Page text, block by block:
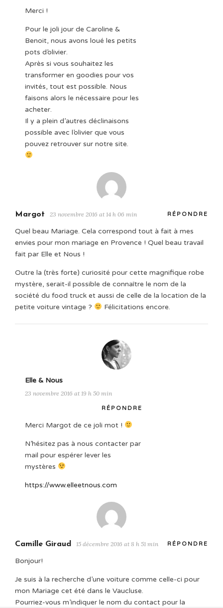
Merci !
Pour le joli jour de Caroline &
Benoit, nous avons loué les petits
pots d’olivier.
Après si vous souhaitez les
transformer en goodies pour vos
invités, tout est possible. Nous
faisons alors le nécessaire pour les
acheter.
Il y a plein d’autres déclinaisons
possible avec l’olivier que vous
pouvez retrouver sur notre site.
Margot 23 novembre 2016 at 14 h 06 min RÉPONDRE
Quel beau Mariage. Cela correspond tout à fait à mes
envies pour mon mariage en Provence ! Quel beau travail
fait par Elle et Nous !
Outre la (très forte) curiosité pour cette magnifique robe
mystère, serait-il possible de connaître le nom de la
société du food truck et aussi de celle de la location de la
petite voiture vintage ?
Félicitations encore.
Elle & Nous
23 novembre 2016 at 19 h 50 min
RÉPONDRE
Merci Margot de ce joli mot !
N’hésitez pas à nous contacter par
mail pour espérer lever les
mystères
https://www.elleetnous.com
Camille Giraud 15 décembre 2016 at 8 h 51 min RÉPONDRE
Bonjour!
Je suis à la recherche d’une voiture comme celle-ci pour
mon Mariage cet été dans le Vaucluse.
Pourriez-vous m’indiquer le nom du contact pour la